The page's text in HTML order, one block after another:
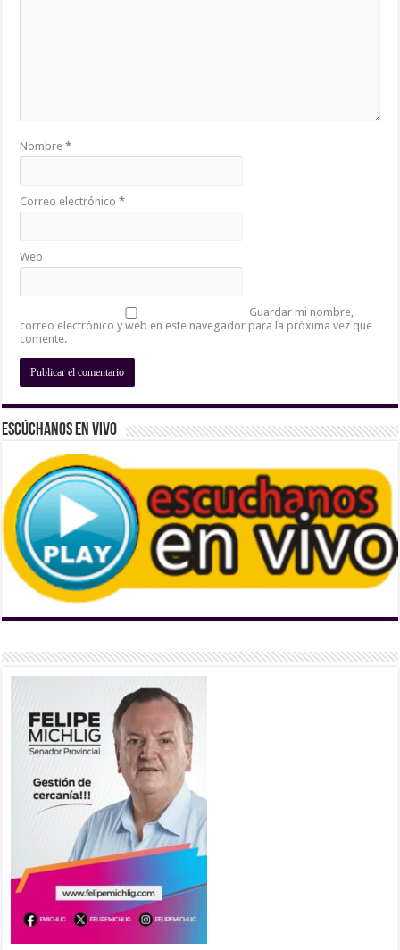
Nombre*
Correo electrónico*
Web
Guardar mi nombre,
correo electrónico y web en este navegador para la próxima vez que
comente.
Escúchanos En Vivo